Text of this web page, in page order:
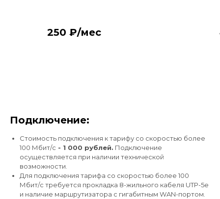
250 ₽/мес
Подключение:
Стоимость подключения к тарифу со скоростью более
100 Мбит/с - 1 000 рублей. Подключение
осуществляется при наличии технической
возможности.
Для подключения тарифа со скоростью более 100
Мбит/с требуется прокладка 8-жильного кабеля UTP-5e
и наличие маршрутизатора с гигабитным WAN-портом.